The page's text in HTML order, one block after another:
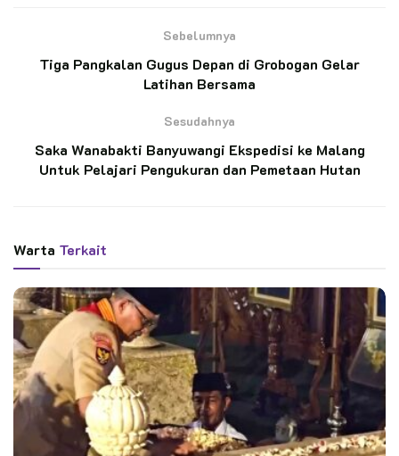
Jelang Hari Pramuka, Ketua Kwarnas Kenang
Jasa Soeharto-Bu Tien di Giribangun
Dalam acara ini, Kwarda Lampung mensosialisasikan program
Pendataan Potensi dan Pengadaan Kartu Tanda Anggota
Gerakan Pramuka (KTAP) secara nasional. “Melalui program
ini, data anggota Gerakan Pramuka dapat tervalidasi by-name,
by-address dan jumlah anggota Gerakan Pramuka dapat
terpantau secara realtime melalui aplikasi AyoPramuka”.
Jelas kak Zainuri.
Sebelumnya
Tiga Pangkalan Gugus Depan di Grobogan Gelar
Latihan Bersama
Sesudahnya
Saka Wanabakti Banyuwangi Ekspedisi ke Malang
Untuk Pelajari Pengukuran dan Pemetaan Hutan
Warta Terkait